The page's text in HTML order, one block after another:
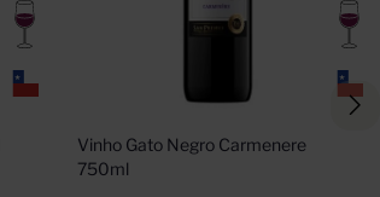
Vinho Gato Negro Carmenere
750ml